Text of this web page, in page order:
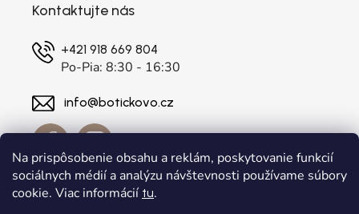
Na prispôsobenie obsahu a reklám, poskytovanie funkcií
sociálnych médií a analýzu návštevnosti používame súbory
cookie. Viac informácií tu.
Kontaktujte nás
+421 918 669 804
Po-Pia: 8:30 - 16:30
info@botickovo.cz